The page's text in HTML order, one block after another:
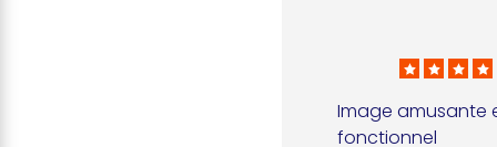
Image amusante
fonctionnel